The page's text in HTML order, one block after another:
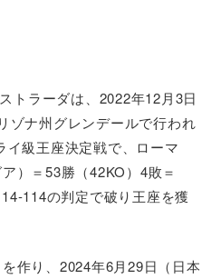
トラーダは、2022年12月3日
ゾナ州グレンデールで行われ
イ級王座決定戦で、ローマ
）＝53勝（42KO）4敗＝
114の判定で破り王座を獲
作り、2024年6月29日（日本